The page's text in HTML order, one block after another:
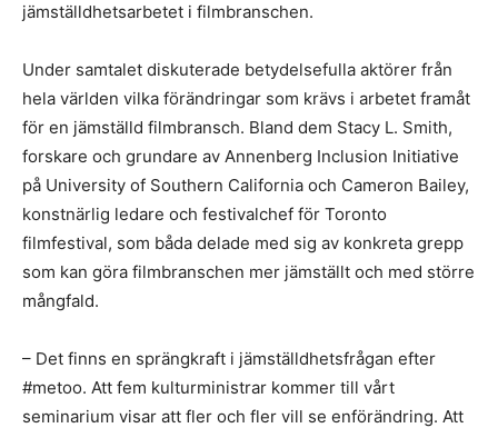
jämställdhetsarbetet i filmbranschen.
Under samtalet diskuterade betydelsefulla aktörer från
hela världen vilka förändringar som krävs i arbetet framåt
för en jämställd filmbransch. Bland dem Stacy L. Smith,
forskare och grundare av Annenberg Inclusion Initiative
på University of Southern California och Cameron Bailey,
konstnärlig ledare och festivalchef för Toronto
filmfestival, som båda delade med sig av konkreta grepp
som kan göra filmbranschen mer jämställt och med större
mångfald.
– Det finns en sprängkraft i jämställdhetsfrågan efter
#metoo. Att fem kulturministrar kommer till vårt
seminarium visar att fler och fler vill se enförändring. Att